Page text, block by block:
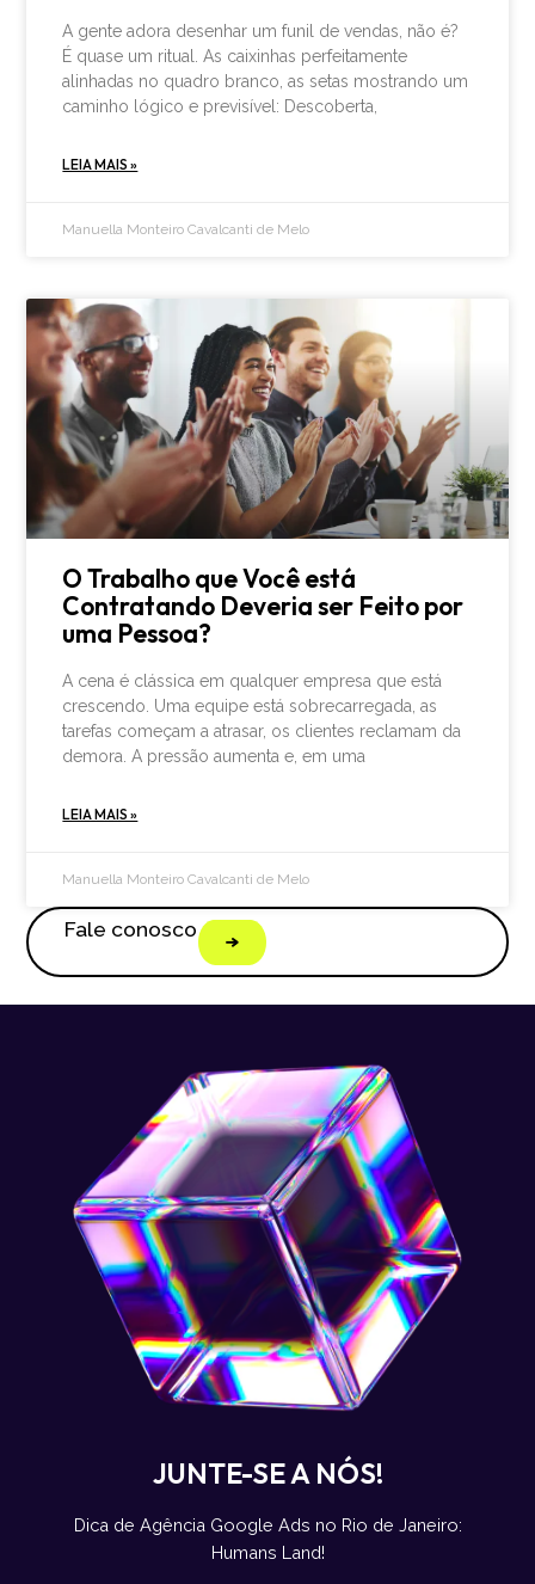
A gente adora desenhar um funil de vendas, não é?
É quase um ritual. As caixinhas perfeitamente
alinhadas no quadro branco, as setas mostrando um
caminho lógico e previsível: Descoberta,
LEIA MAIS »
Manuella Monteiro Cavalcanti de Melo
O Trabalho que Você está
Contratando Deveria ser Feito por
uma Pessoa?
A cena é clássica em qualquer empresa que está
crescendo. Uma equipe está sobrecarregada, as
tarefas começam a atrasar, os clientes reclamam da
demora. A pressão aumenta e, em uma
LEIA MAIS »
Manuella Monteiro Cavalcanti de Melo
Fale conosco
JUNTE-SE A NÓS!
Dica de Agência Google Ads no Rio de Janeiro:
Humans Land!